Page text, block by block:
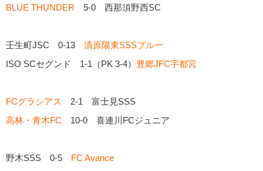
BLUE THUNDER 5-0 西那須野西SC
壬生町JSC 0-13 清原陽東SSSブルー
ISO SCセグンド 1-1（PK 3-4） 豊郷JFC宇都宮
FCグラシアス
2-1 富士見SSS
高林・青木FC 10-0 喜連川FCジュニア
野木SSS 0-5 FC Avance